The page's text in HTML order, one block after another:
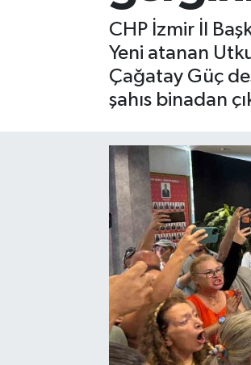
CHP İzmir İl
Yeni atanan
Çağatay Güç
şahıs binadan
Gayrimenkul
Son Dakika Haberleri
Haber Arşivi